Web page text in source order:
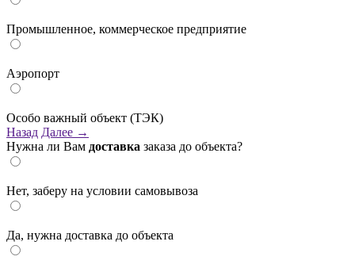
Промышленное, коммерческое предприятие
Аэропорт
Особо важный объект (ТЭК)
Назад Далее →
Нужна ли Вам доставка заказа до объекта?
Нет, заберу на условии самовывоза
Да, нужна доставка до объекта